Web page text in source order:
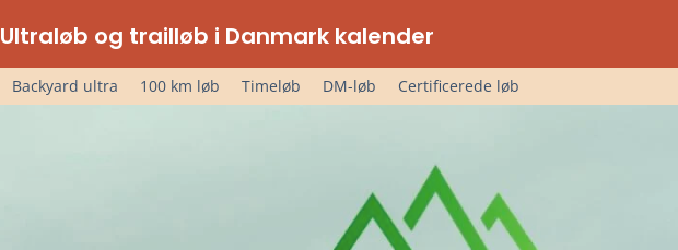
Ultraløb og trailløb i Danmark kalender
Backyard ultra 100 km løb Timeløb DM-løb Certificerede løb